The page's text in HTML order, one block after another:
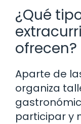
¿Qué
ofrecen?
Aparte de
organiza
participar y